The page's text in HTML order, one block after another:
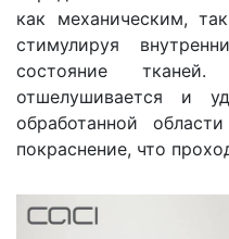
как механическим,
стимулируя
состояние
отшелушивается и
обработанной
покраснение, что